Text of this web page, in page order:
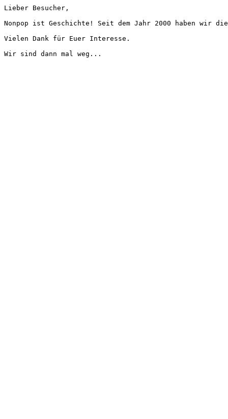
Lieber Besucher,
Nonpop ist Geschichte! Seit dem Jahr 2000 haben wir
Vielen Dank für Euer Interesse.
Wir sind dann mal weg...